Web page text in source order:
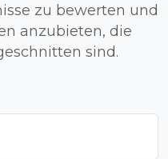
zu bewerten und
anzubieten, die
sind.